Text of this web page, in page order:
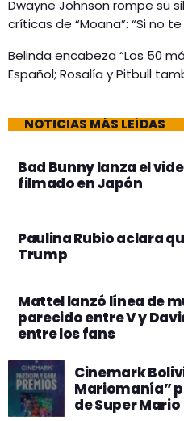
Dwayne Johnson rompe su
críticas de “Moana”: “Si no
Belinda encabeza “Los 50
Español; Rosalía y Pitbull
NOTICIAS MÁS LEÍDAS
Bad Bunny lanza el
filmado en Japón
Paulina Rubio aclara
Trump
Mattel lanzó línea de
parecido entre V y
entre los fans
Cinemark
Mariomanía”
de Super Mario